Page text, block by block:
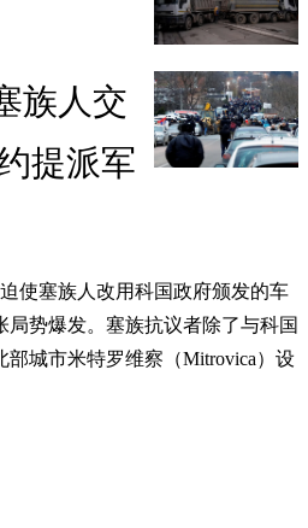
族人交
提派军
使塞族人改用科国政府颁发的车
局势爆发。塞族抗议者除了与科国
城市米特罗维察（Mitrovica）设